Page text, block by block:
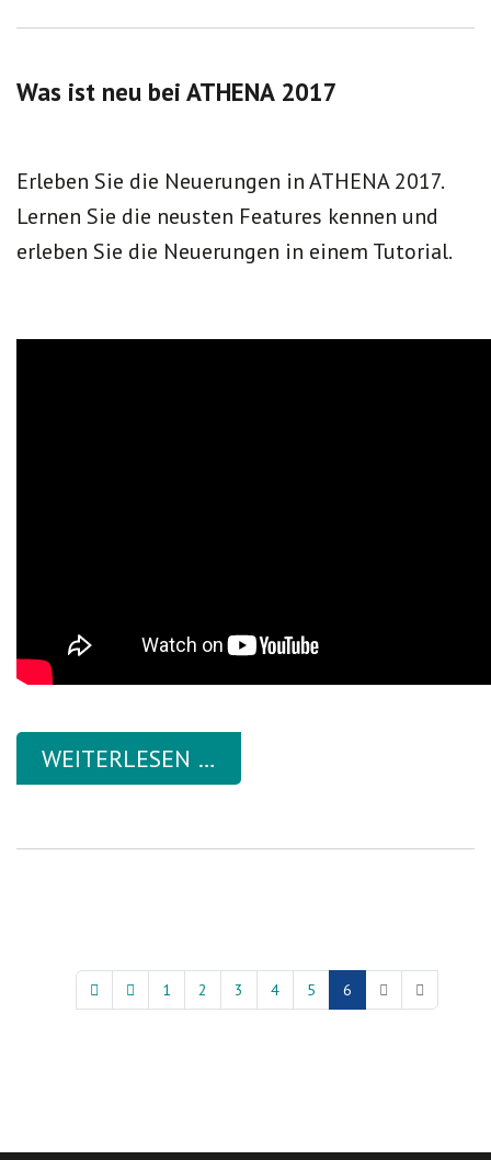
Was ist neu bei ATHENA 2017
Erleben Sie die Neuerungen in ATHENA 2017.
Lernen Sie die neusten Features kennen und
erleben Sie die Neuerungen in einem Tutorial.
WEITERLESEN …
1 2 3 4 5 6